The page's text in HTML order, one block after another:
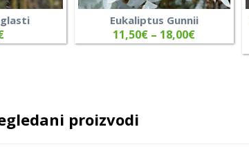
Eukaliptus Gunnii
11,50€ – 18,00€
proizvodi